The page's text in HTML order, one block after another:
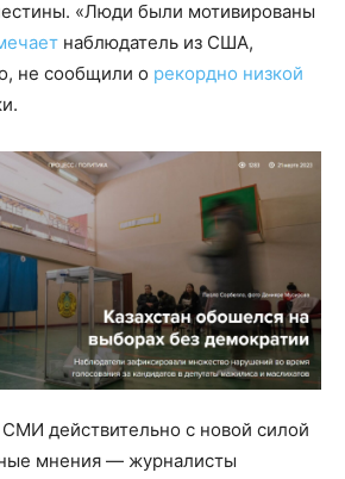
«Люди были мотивированы
наблюдатель из США,
не сообщили о рекордно низкой
действительно с новой силой
мнения — журналисты